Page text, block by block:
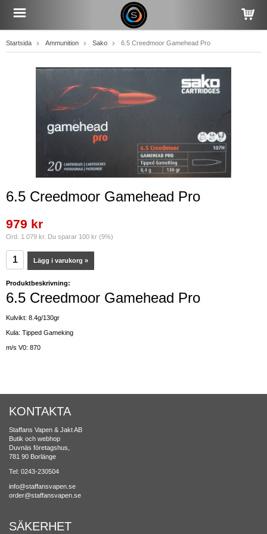
Startsida Ammunition Sako 6.5 Creedmoor Gamehead Pro
6.5 Creedmoor Gamehead Pro
979 kr
Ord. 1 079 kr. Du sparar 100 kr (9%)
Lägg i varukorg »
Produktbeskrivning:
6.5 Creedmoor Gamehead Pro
Kulvikt: 8.4g/130gr
Kula: Tipped Gameking
m/s V0: 870
KONTAKTA
Staffans Vapen & Jakt AB
Butik och webhop
Duvnäs företagshus,
781 90 Borlänge
Tel: 0243-230504
info@staffansvapen.se
order@staffansvapen.se
SÄKERHET